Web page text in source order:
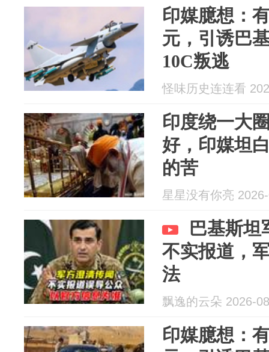
印媒臆想：
元，引诱巴
10C叛逃
怪味历史连连看
印度绕一大
好，印媒坦
的苦
星星没有你亮
巴基斯坦
不实报道，
法
飘逸的云朵 2026-
印媒臆想：